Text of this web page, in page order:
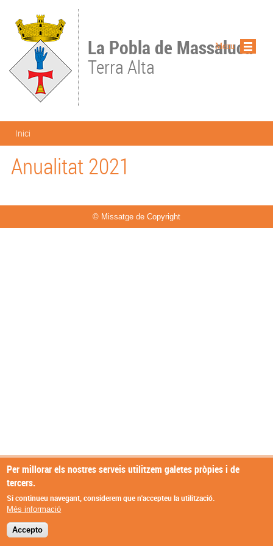
La Pobla de Massaluca
Terra Alta
Esteu aquí
Inici
Anualitat 2021
© Missatge de Copyright
Menu
Per millorar els nostres serveis utilitzem galetes pròpies i de
tercers.
Si continueu navegant, considerem que n'accepteu la utilització.
Més informació
Accepto